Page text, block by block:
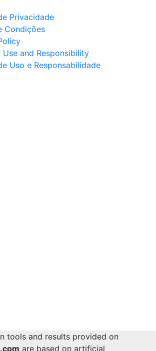
Privacidade
Condições
Use and Responsibility
Uso e Responsabilidade
tools and results provided on
are based on artificial